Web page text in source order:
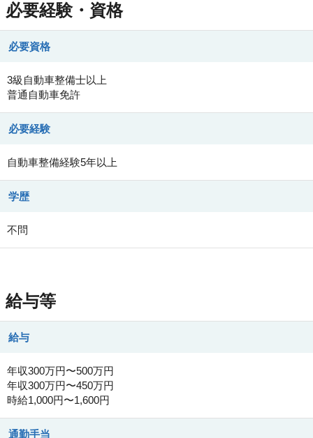
必要経験・資格
必要資格
3級自動車整備士以上
普通自動車免許
必要経験
自動車整備経験5年以上
学歴
不問
給与等
給与
年収300万円〜500万円
年収300万円〜450万円
時給1,000円〜1,600円
通勤手当